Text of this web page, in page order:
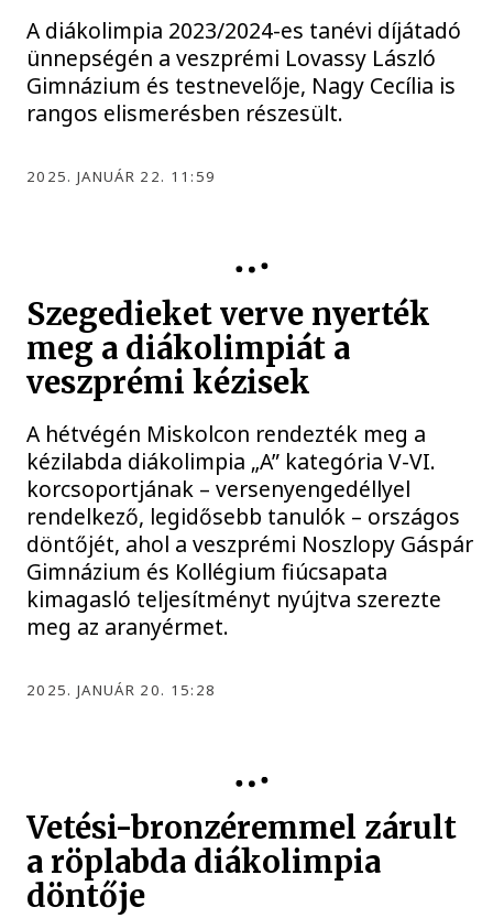
A diákolimpia 2023/2024-es tanévi díjátadó
ünnepségén a veszprémi Lovassy László
Gimnázium és testnevelője, Nagy Cecília is
rangos elismerésben részesült.
2025. JANUÁR 22. 11:59
Szegedieket verve nyerték
meg a diákolimpiát a
veszprémi kézisek
A hétvégén Miskolcon rendezték meg a
kézilabda diákolimpia „A” kategória V-VI.
korcsoportjának – versenyengedéllyel
rendelkező, legidősebb tanulók – országos
döntőjét, ahol a veszprémi Noszlopy Gáspár
Gimnázium és Kollégium fiúcsapata
kimagasló teljesítményt nyújtva szerezte
meg az aranyérmet.
2025. JANUÁR 20. 15:28
Vetési-bronzéremmel zárult
a röplabda diákolimpia
döntője